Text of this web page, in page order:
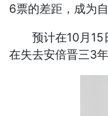
6票的差距，成为
预计在10月15日
在失去安倍晋三3